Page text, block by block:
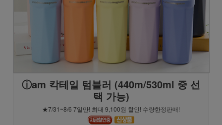
ⓘam 칵테일 텀블러 (440m/530ml 중 선
택 가능)
★7/31~8/6 7일만! 최대 9,100원 할인! 수량한정판매!